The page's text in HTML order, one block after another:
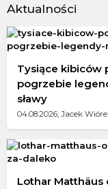
Aktualności
Tysiące kibiców
pogrzebie
sławy
04.08.2026; Jacek
Lothar Matthäus